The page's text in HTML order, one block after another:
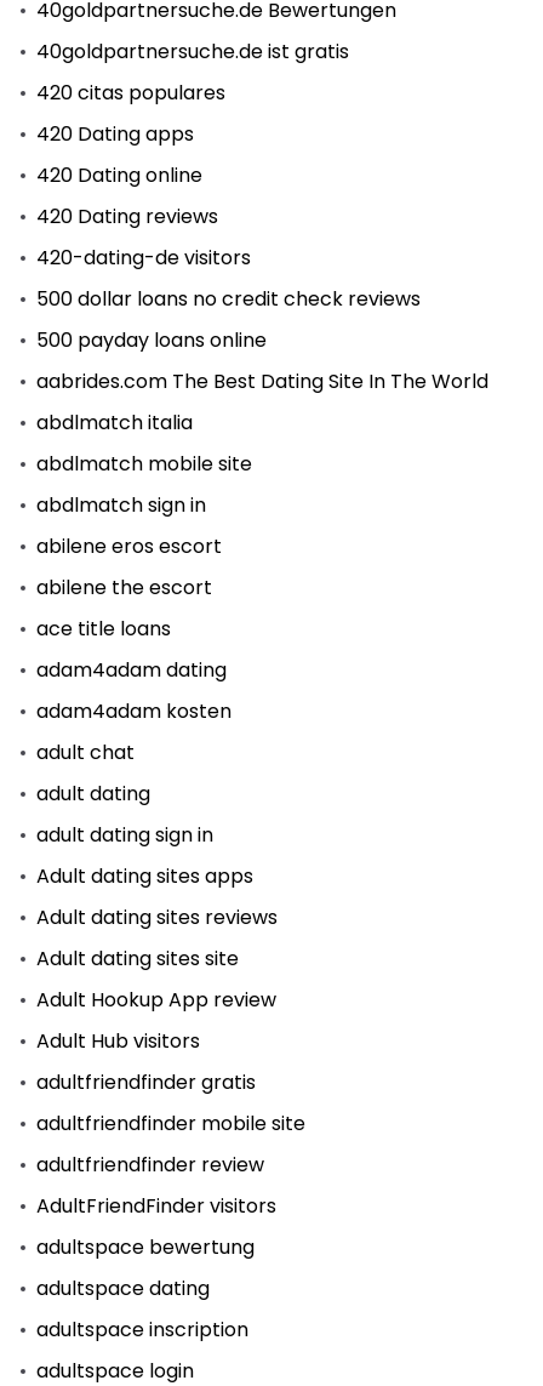
40goldpartnersuche.de Bewertungen
40goldpartnersuche.de ist gratis
420 citas populares
420 Dating apps
420 Dating online
420 Dating reviews
420-dating-de visitors
500 dollar loans no credit check reviews
500 payday loans online
aabrides.com The Best Dating Site In The World
abdlmatch italia
abdlmatch mobile site
abdlmatch sign in
abilene eros escort
abilene the escort
ace title loans
adam4adam dating
adam4adam kosten
adult chat
adult dating
adult dating sign in
Adult dating sites apps
Adult dating sites reviews
Adult dating sites site
Adult Hookup App review
Adult Hub visitors
adultfriendfinder gratis
adultfriendfinder mobile site
adultfriendfinder review
AdultFriendFinder visitors
adultspace bewertung
adultspace dating
adultspace inscription
adultspace login